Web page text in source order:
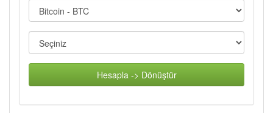
Hesapla -> Dönüştür